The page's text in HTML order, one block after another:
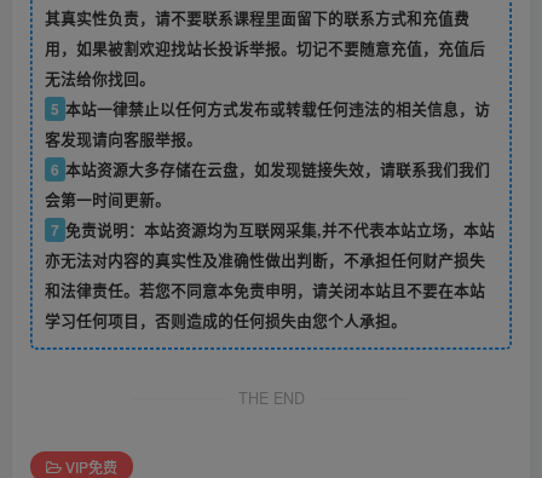
其真实性负责，请不要联系课程里面留下的联系方式和充值费
用，如果被割欢迎找站长投诉举报。切记不要随意充值，充值后
无法给你找回。
5 本站一律禁止以任何方式发布或转载任何违法的相关信息，访
客发现请向客服举报。
6 本站资源大多存储在云盘，如发现链接失效，请联系我们我们
会第一时间更新。
7 免责说明：本站资源均为互联网采集,并不代表本站立场，本站
亦无法对内容的真实性及准确性做出判断，不承担任何财产损失
和法律责任。若您不同意本免责申明，请关闭本站且不要在本站
学习任何项目，否则造成的任何损失由您个人承担。
THE END
VIP免费